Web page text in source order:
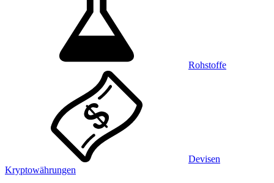
Rohstoffe
Devisen
Kryptowährungen